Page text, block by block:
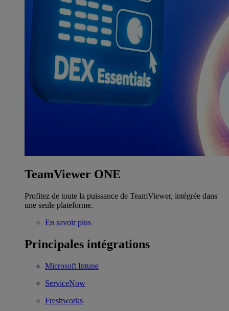
TeamViewer ONE
Profitez de toute la puissance de TeamViewer, intégrée dans
une seule plateforme.
En savoir plus
Principales intégrations
Microsoft Intune
ServiceNow
Freshworks